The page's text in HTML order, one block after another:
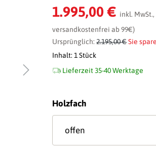
Durchschnittliche
1.995,00 € inkl.
versandkostenfrei ab 99€)
Ursprünglich:2.195,00 €Sie
Inhalt:1 Stück
Lieferzeit 35-40 Werktage
Holzfach